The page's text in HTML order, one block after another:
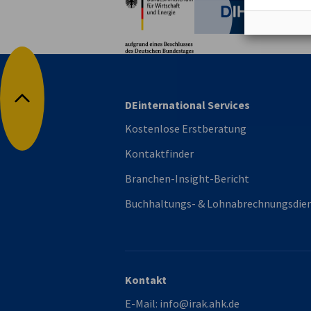
Nach oben
DEinternational Services
Kostenlose Erstberatung
Kontaktfinder
Branchen-Insight-Bericht
Buchhaltungs- &
Kontakt
E-Mail: info@irak.ahk.de